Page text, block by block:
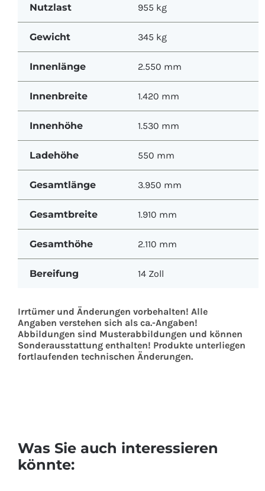
Nutzlast 955 kg
Gewicht 345 kg
Innenlänge 2.550 mm
Innenbreite 1.420 mm
Innenhöhe 1.530 mm
Ladehöhe 550 mm
Gesamtlänge 3.950 mm
Gesamtbreite 1.910 mm
Gesamthöhe 2.110 mm
Bereifung 14 Zoll
Irrtümer und Änderungen vorbehalten! Alle
Angaben verstehen sich als ca.-Angaben!
Abbildungen sind Musterabbildungen und können
Sonderausstattung enthalten! Produkte unterliegen
fortlaufenden technischen Änderungen.
Was Sie auch interessieren
könnte: